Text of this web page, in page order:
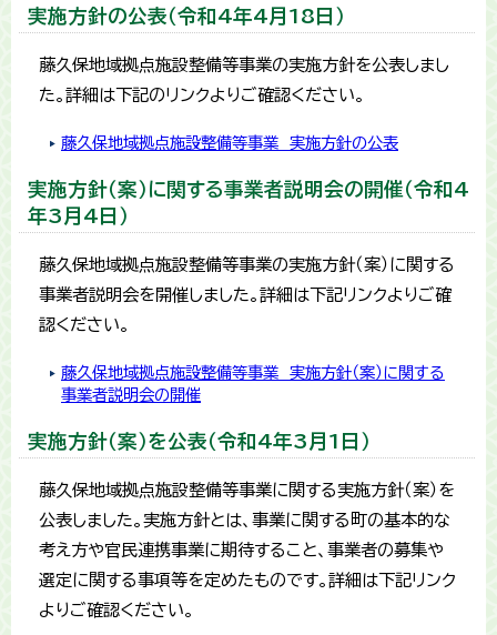
実施方針の公表（令和4年4月18日）
藤久保地域拠点施設整備等事業の実施方針を公表しまし
た。詳細は下記のリンクよりご確認ください。
藤久保地域拠点施設整備等事業 実施方針の公表
実施方針（案）に関する事業者説明会の開催（令和4
年3月4日）
藤久保地域拠点施設整備等事業の実施方針（案）に関する
事業者説明会を開催しました。詳細は下記リンクよりご確
認ください。
藤久保地域拠点施設整備等事業 実施方針（案）に関する
事業者説明会の開催
実施方針（案）を公表（令和4年3月1日）
藤久保地域拠点施設整備等事業に関する実施方針（案）を
公表しました。実施方針とは、事業に関する町の基本的な
考え方や官民連携事業に期待すること、事業者の募集や
選定に関する事項等を定めたものです。詳細は下記リンク
よりご確認ください。